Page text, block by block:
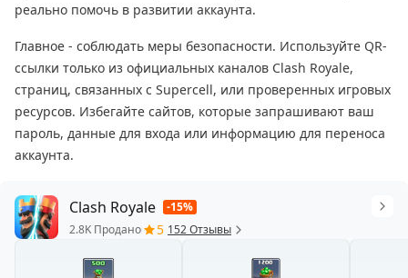
реально помочь в развитии аккаунта.
Главное - соблюдать меры безопасности. Используйте QR-
ссылки только из официальных каналов Clash Royale,
страниц, связанных с Supercell, или проверенных игровых
ресурсов. Избегайте сайтов, которые запрашивают ваш
пароль, данные для входа или информацию для переноса
аккаунта.
Clash Royale
-15%
2.8K Продано
5 152 Отзывы